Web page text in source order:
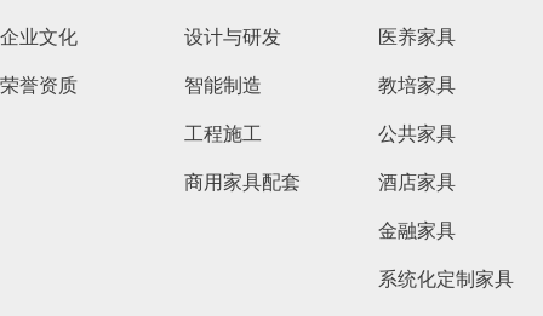
企业文化
荣誉资质
设计与研发
智能制造
工程施工
商用家具配套
医养家具
教培家具
公共家具
酒店家具
金融家具
系统化定制家具